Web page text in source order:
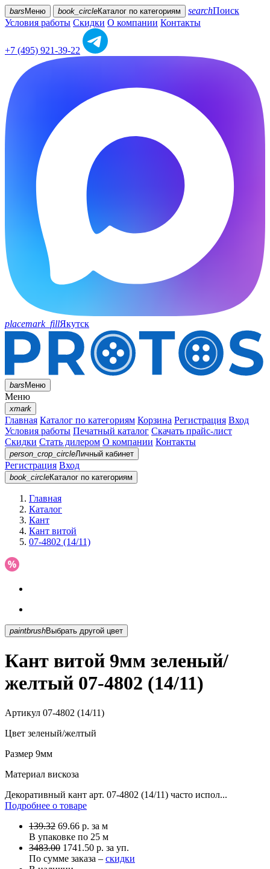
bars Меню book_circleКаталог по категориям searchПоиск
Условия работы Скидки О компании Контакты
+7 (495) 921-39-22
placemark_fillЯкутск
barsМеню
Меню
xmark
Главная Каталог по категориям Корзина Регистрация Вход
Условия работы Печатный каталог Скачать прайс-лист
Скидки Стать дилером О компании Контакты
person_crop_circleЛичный кабинет
Регистрация Вход
book_circleКаталог по категориям
Главная
Каталог
Кант
Кант витой
07-4802 (14/11)
paintbrush Выбрать другой цвет
Кант витой 9мм зеленый/
желтый 07-4802 (14/11)
Артикул 07-4802 (14/11)
Цвет зеленый/желтый
Размер 9мм
Материал вискоза
Декоративный кант арт. 07-4802 (14/11) часто испол...
Подробнее о товаре
139.32 69.66 р. за м
В упаковке по 25 м
3483.00 1741.50 р. за уп.
По сумме заказа – скидки